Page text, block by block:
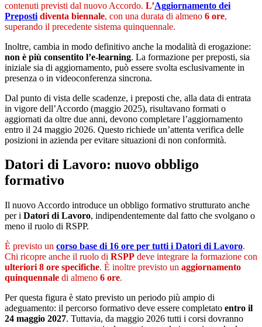
contenuti previsti dal nuovo Accordo. L’Aggiornamento dei
Preposti diventa biennale, con una durata di almeno 6 ore,
superando il precedente sistema quinquennale.
Inoltre, cambia in modo definitivo anche la modalità di erogazione:
non è più consentito l’e-learning. La formazione per preposti, sia
iniziale sia di aggiornamento, può essere svolta esclusivamente in
presenza o in videoconferenza sincrona.
Dal punto di vista delle scadenze, i preposti che, alla data di entrata
in vigore dell’Accordo (maggio 2025), risultavano formati o
aggiornati da oltre due anni, devono completare l’aggiornamento
entro il 24 maggio 2026. Questo richiede un’attenta verifica delle
posizioni in azienda per evitare situazioni di non conformità.
Datori di Lavoro: nuovo obbligo
formativo
Il nuovo Accordo introduce un obbligo formativo strutturato anche
per i Datori di Lavoro, indipendentemente dal fatto che svolgano o
meno il ruolo di RSPP.
È previsto un corso base di 16 ore per tutti i Datori di Lavoro.
Chi ricopre anche il ruolo di RSPP deve integrare la formazione con
ulteriori 8 ore specifiche. È inoltre previsto un aggiornamento
quinquennale di almeno 6 ore.
Per questa figura è stato previsto un periodo più ampio di
adeguamento: il percorso formativo deve essere completato entro il
24 maggio 2027. Tuttavia, da maggio 2026 tutti i corsi dovranno